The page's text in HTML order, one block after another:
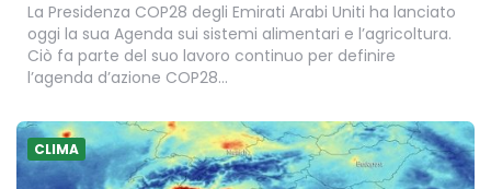
La Presidenza COP28 degli Emirati Arabi Uniti ha lanciato
oggi la sua Agenda sui sistemi alimentari e l’agricoltura.
Ciò fa parte del suo lavoro continuo per definire
l’agenda d’azione COP28…
CLIMA